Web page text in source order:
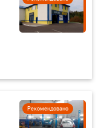
Рекомендовано